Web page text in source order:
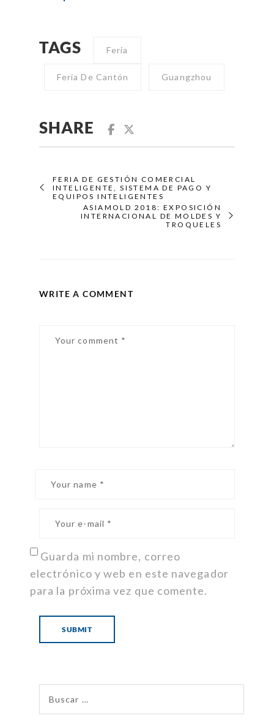
TAGS Feria
Feria De Cantón Guangzhou
SHARE
FERIA DE GESTIÓN COMERCIAL
INTELIGENTE, SISTEMA DE PAGO Y
EQUIPOS INTELIGENTES
ASIAMOLD 2018: EXPOSICIÓN
INTERNACIONAL DE MOLDES Y
TROQUELES
WRITE A COMMENT
Guarda mi nombre, correo
electrónico y web en este navegador
para la próxima vez que comente.